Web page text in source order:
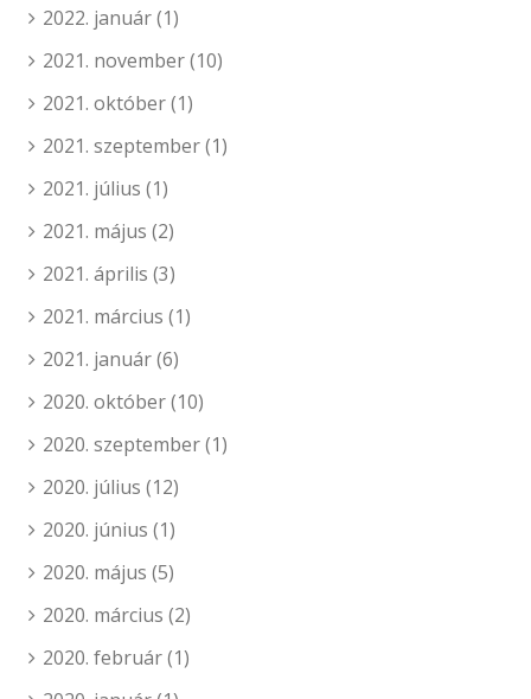
2022. január(1)
2021. november(10)
2021. október(1)
2021. szeptember(1)
2021. július (1)
2021. május (2)
2021. április (3)
2021. március (1)
2021. január(6)
2020. október(10)
2020. szeptember(1)
2020. július (12)
2020. június (1)
2020. május (5)
2020. március (2)
2020. február(1)